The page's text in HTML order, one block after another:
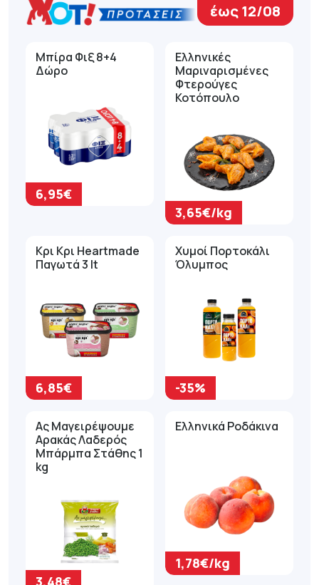
έως 12/08
Μπίρα Φιξ 8+4
Δώρο
6,95€
Ελληνικές
Μαριναρισμένες
Φτερούγες
Κοτόπουλο
3,65€/kg
Κρι Κρι Heartmade
Παγωτά 3 lt
6,85€
Χυμοί Πορτοκάλι
Όλυμπος
-35%
Ας Μαγειρέψουμε
Αρακάς Λαδερός
Μπάρμπα Στάθης 1
kg
Ελληνικά Ροδάκινα
1,78€/kg